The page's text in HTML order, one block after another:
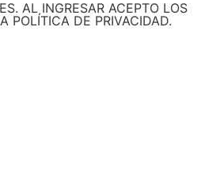
AL INGRESAR ACEPTO LOS
POLÍTICA DE PRIVACIDAD.